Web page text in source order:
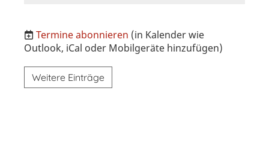
Termine abonnieren (in Kalender wie
Outlook, iCal oder Mobilgeräte hinzufügen)
Weitere Einträge